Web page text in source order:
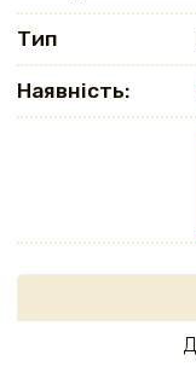
Тип
Наявність: